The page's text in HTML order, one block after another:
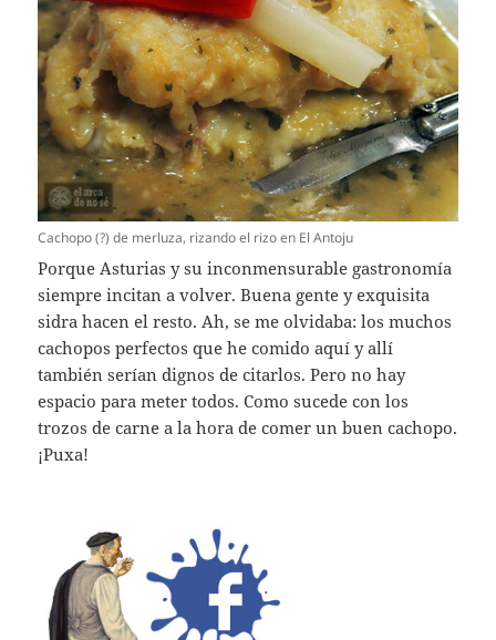
Cachopo (?) de merluza, rizando el rizo en El Antoju
Porque Asturias y su inconmensurable gastronomía
siempre incitan a volver. Buena gente y exquisita
sidra hacen el resto. Ah, se me olvidaba: los muchos
cachopos perfectos que he comido aquí y allí
también serían dignos de citarlos. Pero no hay
espacio para meter todos. Como sucede con los
trozos de carne a la hora de comer un buen cachopo.
¡Puxa!